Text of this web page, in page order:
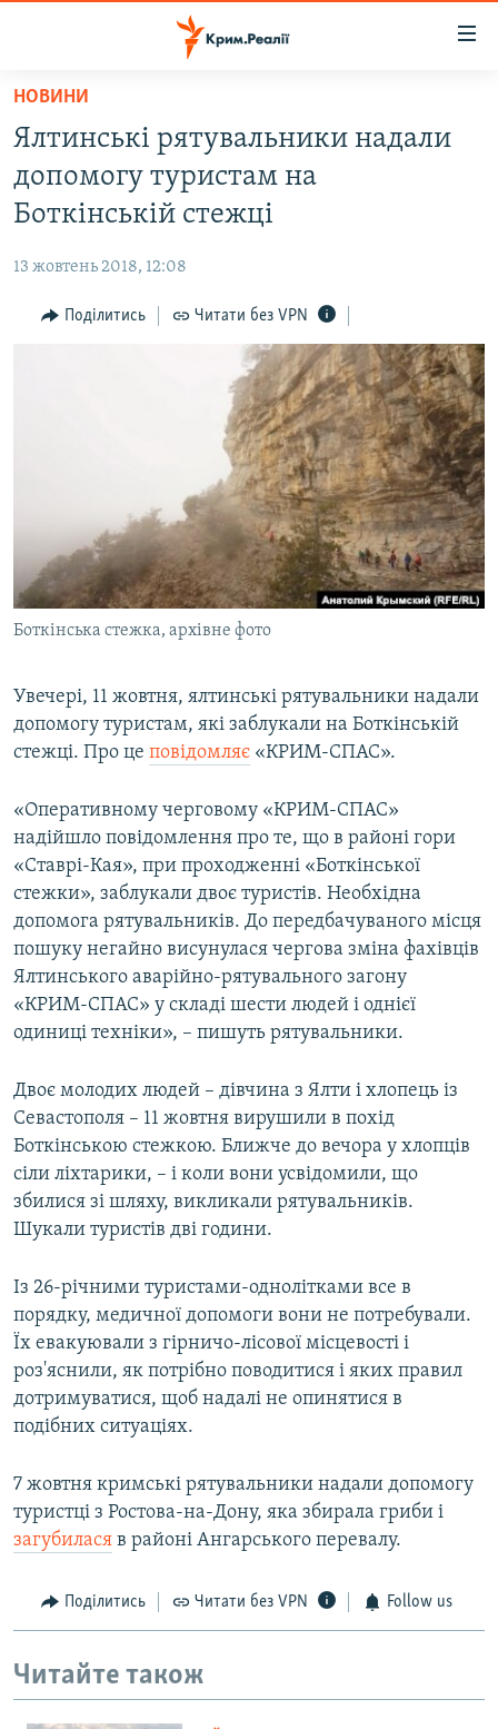
Перейти
основного
матеріалу
Перейти
до
основної
Перейти
ВІДЕО ТА ФОТО
БЛОГИ
ПОГЛЯД
ВІДЕОУРОКИ «ELIFBE»
СВІДЧЕННЯ ОКУПАЦІЇ
УКРАЇНСЬКА ПРОБЛЕМА КРИМУ
ІНФОГРАФІКА
ЯК ОБІЙТИ БЛОКУВАННЯ
Qırımtatar
ДОЛУЧАЙСЯ!
Усі сайти RFE/RL
НОВИНИ
Ялтинські рятувальники надали
допомогу туристам на
Боткінській стежці
13 жовтень 2018, 12:08
Поділитись Читати без VPN
Боткінська стежка, архівне фото
Увечері, 11 жовтня, ялтинські рятувальники надали
допомогу туристам, які заблукали на Боткінській
стежці. Про це повідомляє «КРИМ-СПАС».
«Оперативному черговому «КРИМ-СПАС»
надійшло повідомлення про те, що в районі гори
«Ставрі-Кая», при проходженні «Боткінської
стежки», заблукали двоє туристів. Необхідна
допомога рятувальників. До передбачуваного місця
пошуку негайно висунулася чергова зміна фахівців
Ялтинського аварійно-рятувального загону
«КРИМ-СПАС» у складі шести людей і однієї
одиниці техніки», – пишуть рятувальники.
Двоє молодих людей – дівчина з Ялти і хлопець із
Севастополя – 11 жовтня вирушили в похід
Боткінською стежкою. Ближче до вечора у хлопців
сіли ліхтарики, – і коли вони усвідомили, що
збилися зі шляху, викликали рятувальників.
Шукали туристів дві години.
Із 26-річними туристами-однолітками все в
порядку, медичної допомоги вони не потребували.
Їх евакуювали з гірничо-лісової місцевості і
роз'яснили, як потрібно поводитися і яких правил
дотримуватися, щоб надалі не опинятися в
подібних ситуаціях.
7 жовтня кримські рятувальники надали допомогу
туристці з Ростова-на-Дону, яка збирала гриби і
загубилася в районі Ангарського перевалу.
Поділитись Читати без VPN Follow us
Читайте також